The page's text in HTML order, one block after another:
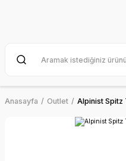
Anasayfa Outlet Alpinist Spitz